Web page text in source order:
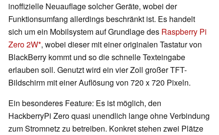
inoffizielle Neuauflage solcher Geräte, wobei der
Funktionsumfang allerdings beschränkt ist. Es handelt
sich um ein Mobilsystem auf Grundlage des Raspberry Pi
Zero 2W , wobei dieser mit einer originalen Tastatur von
BlackBerry kommt und so die schnelle Texteingabe
erlauben soll. Genutzt wird ein vier Zoll großer TFT-
Bildschirm mit einer Auflösung von 720 x 720 Pixeln.
Ein besonderes Feature: Es ist möglich, den
HackberryPi Zero quasi unendlich lange ohne Verbindung
zum Stromnetz zu betreiben. Konkret stehen zwei Plätze